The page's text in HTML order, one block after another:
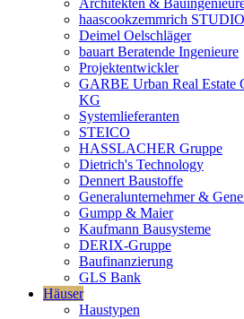
Architekten &
haascookzemmrich
Deimel Oelschläger
bauart Beratende Ingenieure
Projektentwickler
GARBE Urban Real Estate
KG
Systemlieferanten
STEICO
HASSLACHER Gruppe
Dietrich's Technology
Dennert Baustoffe
Generalunternehmer &
Gumpp & Maier
Kaufmann Bausysteme
DERIX-Gruppe
Baufinanzierung
GLS Bank
Häuser
Haustypen